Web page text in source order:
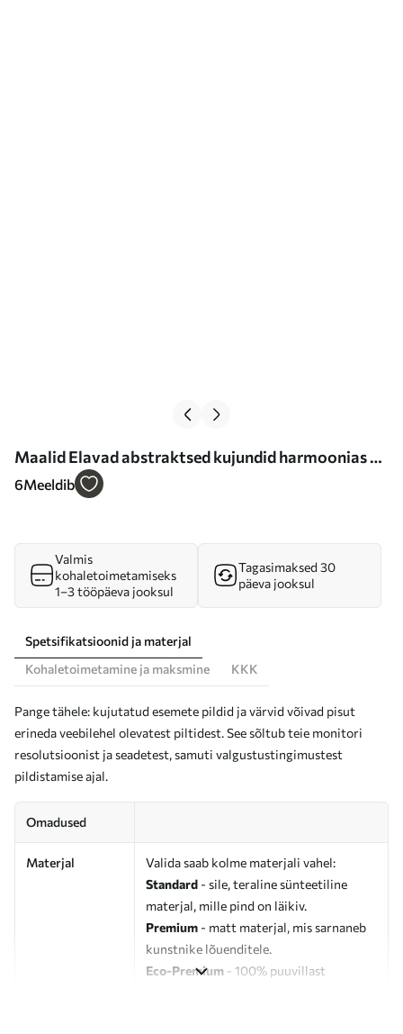
Maalid Elavad abstraktsed kujundid harmoonias Nr
s37285
6Meeldib
Valmis
kohaletoimetamiseks
1–3 tööpäeva jooksul
Tagasimaksed 30
päeva jooksul
Spetsifikatsioonid ja materjal
Kohaletoimetamine ja maksmine
KKK
Pange tähele: kujutatud esemete pildid ja värvid võivad pisut
erineda veebilehel olevatest piltidest. See sõltub teie monitori
resolutsioonist ja seadetest, samuti valgustustingimustest
pildistamise ajal.
Omadused
Materjal
Valida saab kolme materjali vahel:
Standard - sile, teraline sünteetiline
materjal, mille pind on läikiv.
Premium - matt materjal, mis sarnaneb
kunstnike lõuenditele.
Eco-Premium - 100% puuvillast